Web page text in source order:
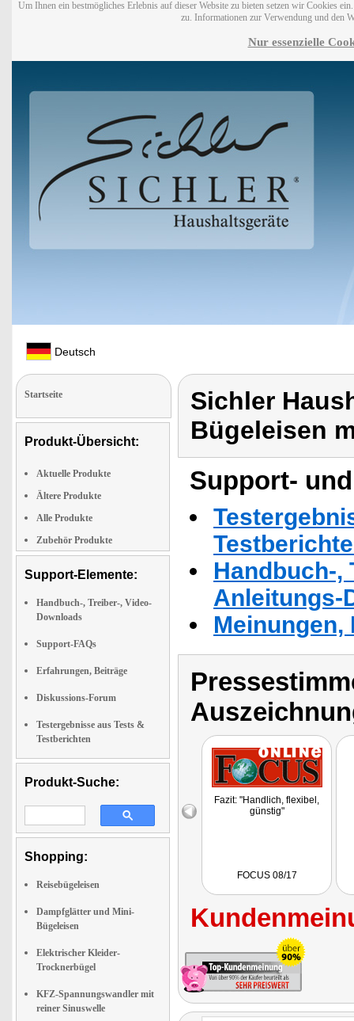
Um Ihnen ein bestmögliches Erlebnis auf dieser Website zu bieten setzen wir Cookies
zu. Informationen zur Verwendung und den
Nur essenzielle
Deutsch
Startseite
Produkt-Übersicht:
Aktuelle Produkte
Ältere Produkte
Alle Produkte
Zubehör Produkte
Support-Elemente:
Handbuch-, Treiber-, Video-
Downloads
Support-FAQs
Erfahrungen, Beiträge
Diskussions-Forum
Testergebnisse aus Tests &
Testberichten
Produkt-Suche:
Shopping:
Reisebügeleisen
Dampfglätter und Mini-
Bügeleisen
Elektrischer Kleider-
Trocknerbügel
KFZ-Spannungswandler mit
reiner Sinuswelle
Sichler
Bügeleisen
Support-
Handbuch-,
Anleitungs-
Fazit: "Handlich, flexibel,
günstig"
FOCUS 08/17